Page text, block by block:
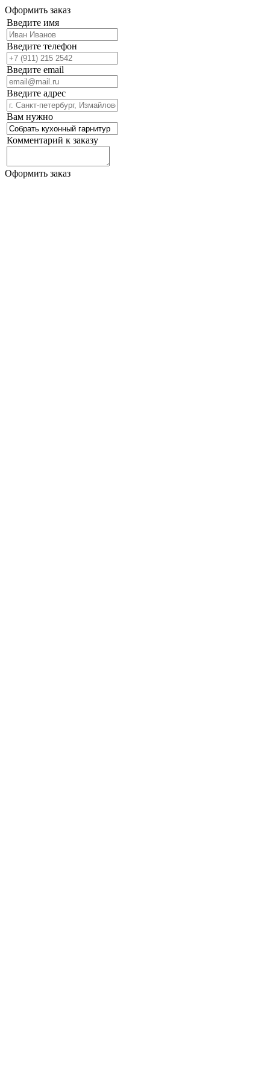
Оформить заказ
Введите имя
Введите телефон
Введите email
Введите адрес
Вам нужно
Комментарий к заказу
Оформить заказ